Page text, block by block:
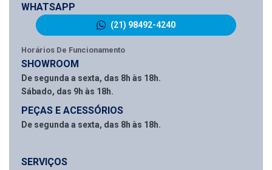
WHATSAPP
(21) 98492-4240
Horários De Funcionamento
SHOWROOM
De segunda a sexta, das 8h às 18h.
Sábado, das 9h às 18h.
PEÇAS E ACESSÓRIOS
De segunda a sexta, das 8h às 18h.
SERVIÇOS